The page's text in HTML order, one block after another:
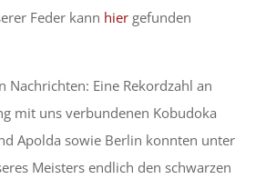
Feder kann hiergefunden
Nachrichten: Eine Rekordzahl an
mit uns verbundenen Kobudoka
Apolda sowie Berlin konnten unter
Meisters endlich den schwarzen